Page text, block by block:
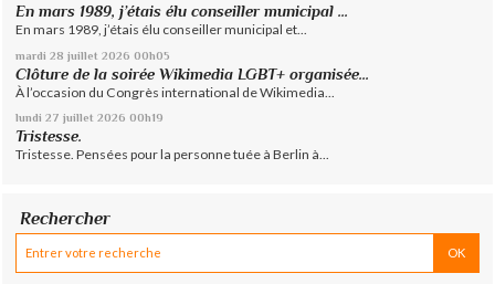
En mars 1989, j’étais élu conseiller municipal ...
En mars 1989, j’étais élu conseiller municipal et...
mardi 28 juillet 2026 00h05
Clôture de la soirée Wikimedia LGBT+ organisée...
À l’occasion du Congrès international de Wikimedia...
lundi 27 juillet 2026 00h19
Tristesse.
Tristesse. Pensées pour la personne tuée à Berlin à...
Rechercher